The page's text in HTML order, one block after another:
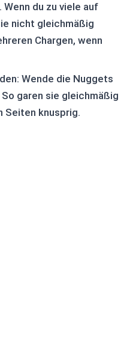
du zu viele auf
nicht gleichmäßig
Chargen, wenn
Wende die Nuggets
garen sie gleichmäßig
Seiten knusprig.